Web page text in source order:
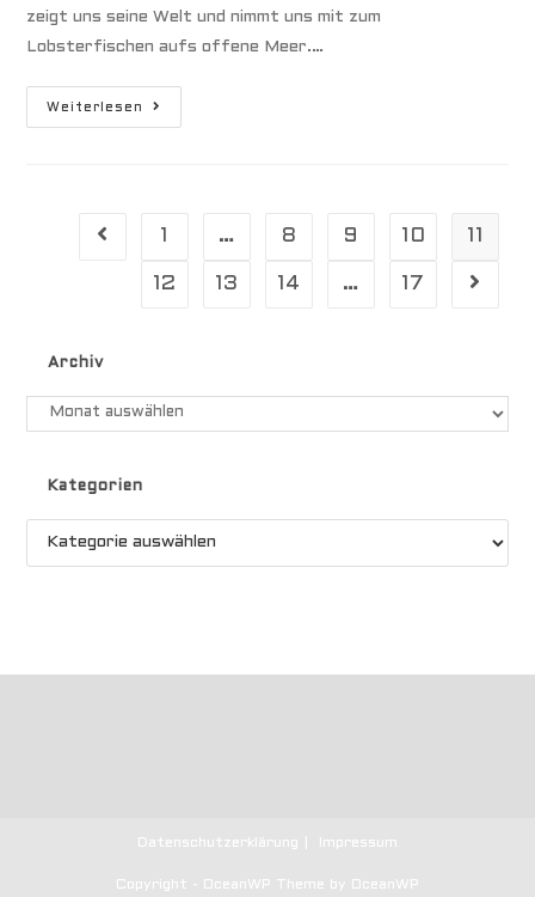
zeigt uns seine Welt und nimmt uns mit zum
Lobsterfischen aufs offene Meer.…
Weiterlesen
Rodrigo
Gehe zur vorherigen Seite
1 … 8 9 10 11
12 13 14 … 17 Gehe
Archiv
Archiv
Kategorien
Kategorien
Datenschutzerklärung Impressum
Copyright - OceanWP Theme by OceanWP